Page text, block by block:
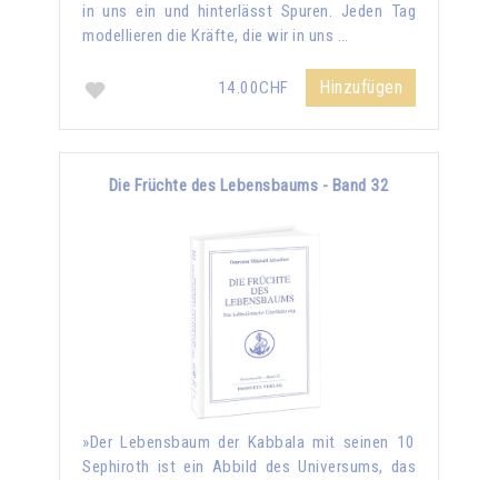
in uns ein und hinterlässt Spuren. Jeden Tag
modellieren die Kräfte, die wir in uns …
14.00CHF Hinzufügen
Die Früchte des Lebensbaums - Band 32
»Der Lebensbaum der Kabbala mit seinen 10
Sephiroth ist ein Abbild des Universums, das